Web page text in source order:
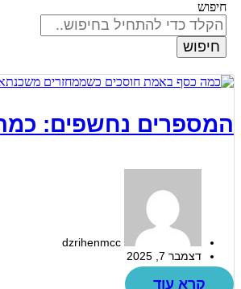
חיפוש
חיפוש
המספרים נחשפים:
dzrihenmcc
דצמבר 7, 2025
קרא עוד